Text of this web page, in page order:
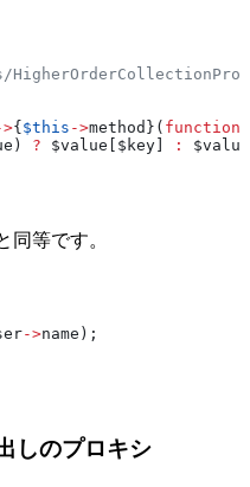
{ $this ->method }( function
) ? $value $key :
$value
同等です。
->name );
しのプロキシ